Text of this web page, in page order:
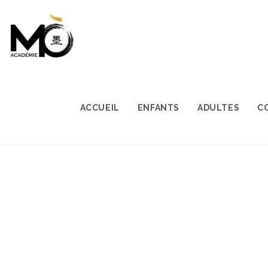
ACCUEIL ENFANTS ADULTES